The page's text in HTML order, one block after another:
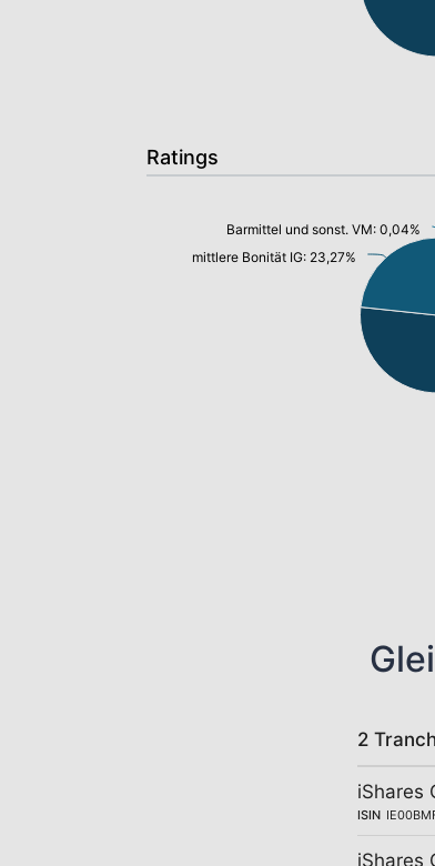
Ratings
mittlere Bonität IG: 23,27%
Barmittel und sonst. VM: 0,04%
2
iShares
ISIN
iShares